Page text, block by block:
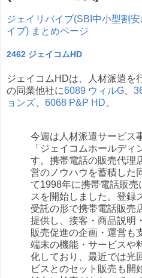
ジェイリバイブ(SBI中小型割
イブ) まとめページ
2462 ジェイコムHD
ジェイコムHDは、人材派遣を
の同業他社に6089 ウィルG
ョンズ
6068 P&P HD。
今週は人材派遣サービス
「ジェイコムホールディ
す。携帯電話の販売代理
営のノウハウを蓄積した
て1998年に携帯電話販
スを開始しました。登録
受託の形で携帯電話販売
提供し、接客・商品説明
販売促進の企画・運営も
端末の機能・サービスや
化しており、最近では光
ビスとのセット販売も開